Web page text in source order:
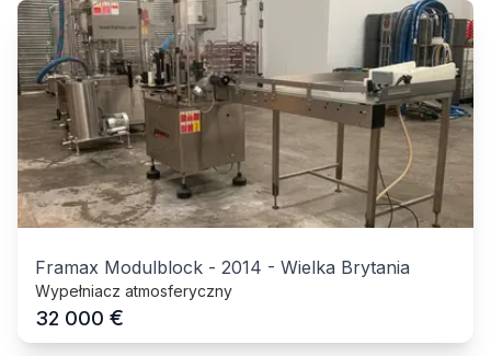
Framax Modulblock - 2014 - Wielka Brytania
Wypełniacz atmosferyczny
32 000 €